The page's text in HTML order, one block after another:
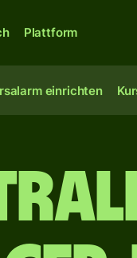
Plattform
einrichten